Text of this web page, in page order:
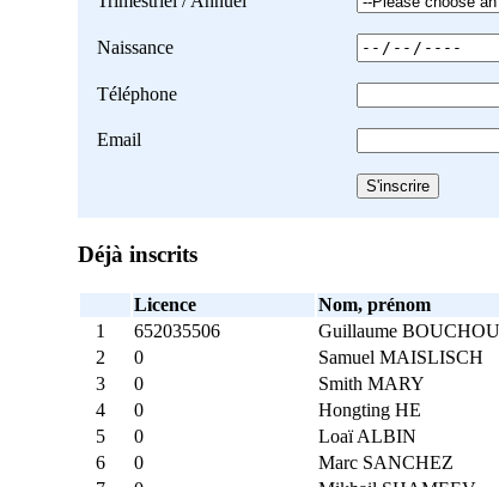
Naissance
Téléphone
Email
Déjà inscrits
Licence Nom, prénom
1
652035506 Guillaume
2
0 Samuel MAISLISCH
3
0 Smith MARY
4
0 Hongting HE
5
0 Loaï ALBIN
6
0 Marc SANCHEZ